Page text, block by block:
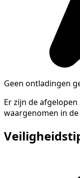
Geen ontladingen
Er zijn de
waargenomen in